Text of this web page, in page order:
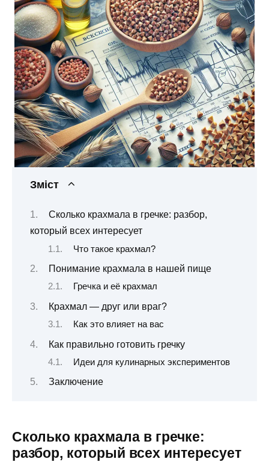
Зміст
Сколько крахмала в гречке: разбор,
который всех интересует
Что такое крахмал?
Понимание крахмала в нашей пище
Гречка и её крахмал
Крахмал — друг или враг?
Как это влияет на вас
Как правильно готовить гречку
Идеи для кулинарных экспериментов
Заключение
Сколько крахмала в гречке:
разбор, который всех интересует